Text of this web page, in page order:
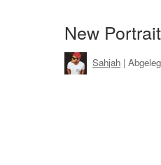
New
Sahjah |